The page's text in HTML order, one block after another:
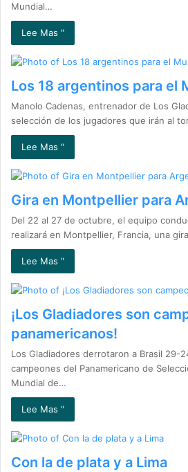
Mundial…
Lee Mas "
Los 18 argentinos para el
Manolo Cadenas, entrenador de Los
selección de los jugadores que irán al
Lee Mas "
Gira en Montpellier para
Del 22 al 27 de octubre, el equipo
realizará en Montpellier, Francia, una
Lee Mas "
¡Los Gladiadores son
panamericanos!
Los Gladiadores derrotaron a Brasil 29-
campeones del Panamericano de
Mundial de…
Lee Mas "
Con la de plata y a Lima